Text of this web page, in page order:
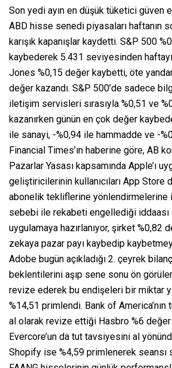
Son yedi ayın en düşük tüketici güven
ABD hisse senedi piyasaları haftanın
karışık kapanışlar kaydetti. S&P 500
kaybederek 5.431 seviyesinden
Jones %0,15 değer kaybetti, öte
değer kazandı. S&P 500’de sadece
iletişim servisleri sırasıyla %0,51 ve
kazanırken günün en çok değer
ile sanayi, -%0,94 ile hammadde ve -
Financial Times’ın haberine göre, AB
Pazarlar Yasası kapsamında Apple’ı
geliştiricilerinin kullanıcıları App Store
abonelik tekliflerine yönlendirmelerine
sebebi ile rekabeti engellediği iddaası
uygulamaya hazırlanıyor, şirket %0,82
zekaya pazar payı kaybedip
Adobe bugün açıkladığı 2. çeyrek
beklentilerini aşıp sene sonu ön
revize ederek bu endişeleri bir miktar
%14,51 primlendi. Bank of
al olarak revize ettiği Hasbro %6 değer
Evercore’un da tut tavsiyesini al
Shopify ise %4,59 primlenerek seansı